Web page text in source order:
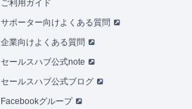
ご利用ガイド
サポーター向けよくある質問
企業向けよくある質問
セールスハブ公式note
セールスハブ公式ブログ
Facebookグループ